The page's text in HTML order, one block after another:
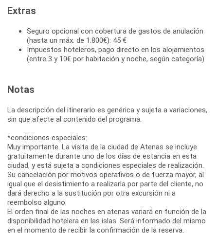
Extras
Seguro opcional con cobertura de gastos de anulación
(hasta un máx. de 1.800€): 45 €
Impuestos hoteleros, pago directo en los alojamientos
(entre 3 y 10€ por habitación y noche, según categoría)
Notas
La descripción del itinerario es genérica y sujeta a variaciones,
sin que afecte al contenido del programa.
*condiciones especiales:
Muy importante. La visita de la ciudad de Atenas se incluye
gratuitamente durante uno de los días de estancia en esta
ciudad, y está sujeta a condiciones especiales de realización.
Su cancelación por motivos operativos o de fuerza mayor, al
igual que el desistimiento a realizarla por parte del cliente, no
dará derecho a la sustitución por otra excursión ni a
reembolso alguno.
El orden final de las noches en atenas variará en función de la
disponibilidad hotelera en las islas. Será informado del mismo
en el momento de recibir la confirmación de la reserva.